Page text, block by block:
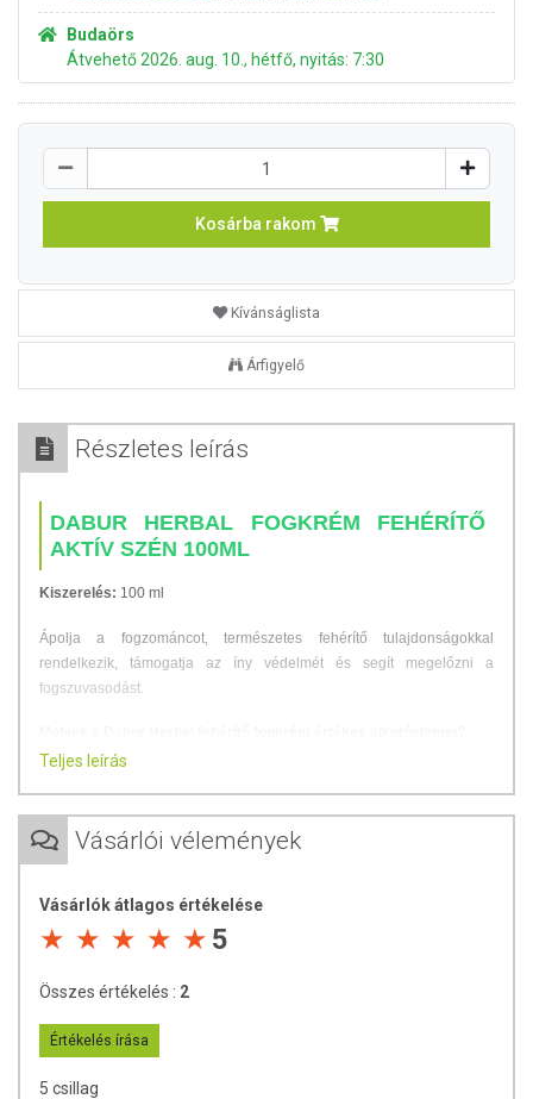
Budaörs
Átvehető 2026. aug. 10., hétfő, nyitás: 7:30
Kosárba rakom
Kívánságlista
Árfigyelő
Részletes leírás
DABUR HERBAL FOGKRÉM FEHÉRÍTŐ
AKTÍV SZÉN 100ML
Kiszerelés: 100 ml
Ápolja a fogzománcot, természetes fehérítő tulajdonságokkal
rendelkezik, támogatja az íny védelmét és segít megelőzni a
fogszuvasodást.
védelméhez.
megőrzését.
A
feketebors támogatja a fogszuvasodás megelőzését.
Parabénmentes
Teljes leírás
Vásárlói vélemények
Vásárlók átlagos értékelése
5
Összes értékelés : 2
Értékelés írása
5 csillag